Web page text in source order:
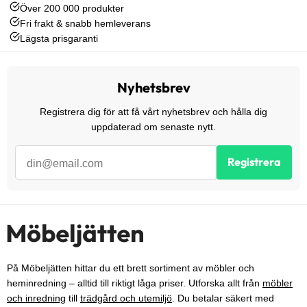
Över 200 000 produkter
Fri frakt & snabb hemleverans
Lägsta prisgaranti
Nyhetsbrev
Registrera dig för att få vårt nyhetsbrev och hålla dig
uppdaterad om senaste nytt.
Registrera
På Möbeljätten hittar du ett brett sortiment av möbler och
heminredning – alltid till riktigt låga priser. Utforska allt från möbler
och inredning till trädgård och utemiljö . Du betalar säkert med